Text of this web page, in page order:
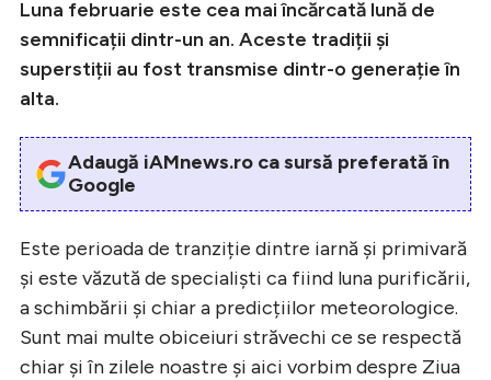
Luna februarie este cea mai încărcată lună de
semnificații dintr-un an. Aceste tradiții și
superstiții au fost transmise dintr-o generație în
alta.
Adaugă iAMnews.ro ca sursă preferată în
Google
Este perioada de tranziție dintre iarnă și primivară
și este văzută de specialiști ca fiind luna purificării,
a schimbării și chiar a predicțiilor meteorologice.
Sunt mai multe obiceiuri străvechi ce se respectă
chiar și în zilele noastre și aici vorbim despre Ziua